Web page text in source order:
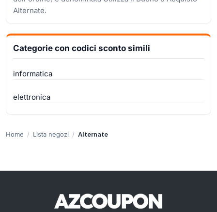
Alternate.
Categorie con codici sconto simili
informatica
elettronica
Home Lista negozi Alternate